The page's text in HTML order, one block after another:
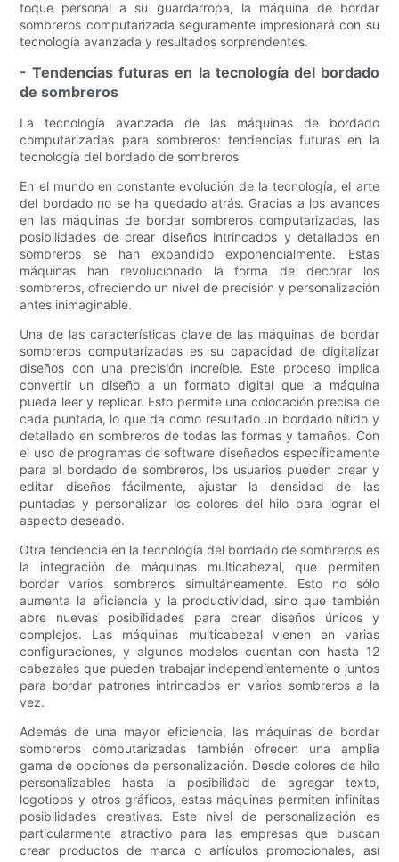
toque personal a su guardarropa, la máquina de bordar
sombreros computarizada seguramente impresionará con su
tecnología avanzada y resultados sorprendentes.
- Tendencias futuras en la tecnología del bordado
de sombreros
La tecnología avanzada de las máquinas de bordado
computarizadas para sombreros: tendencias futuras en la
tecnología del bordado de sombreros
En el mundo en constante evolución de la tecnología, el arte
del bordado no se ha quedado atrás. Gracias a los avances
en las máquinas de bordar sombreros computarizadas, las
posibilidades de crear diseños intrincados y detallados en
sombreros se han expandido exponencialmente. Estas
máquinas han revolucionado la forma de decorar los
sombreros, ofreciendo un nivel de precisión y personalización
antes inimaginable.
Una de las características clave de las máquinas de bordar
sombreros computarizadas es su capacidad de digitalizar
diseños con una precisión increíble. Este proceso implica
convertir un diseño a un formato digital que la máquina
pueda leer y replicar. Esto permite una colocación precisa de
cada puntada, lo que da como resultado un bordado nítido y
detallado en sombreros de todas las formas y tamaños. Con
el uso de programas de software diseñados específicamente
para el bordado de sombreros, los usuarios pueden crear y
editar diseños fácilmente, ajustar la densidad de las
puntadas y personalizar los colores del hilo para lograr el
aspecto deseado.
Otra tendencia en la tecnología del bordado de sombreros es
la integración de máquinas multicabezal, que permiten
bordar varios sombreros simultáneamente. Esto no sólo
aumenta la eficiencia y la productividad, sino que también
abre nuevas posibilidades para crear diseños únicos y
complejos. Las máquinas multicabezal vienen en varias
configuraciones, y algunos modelos cuentan con hasta 12
cabezales que pueden trabajar independientemente o juntos
para bordar patrones intrincados en varios sombreros a la
vez.
Además de una mayor eficiencia, las máquinas de bordar
sombreros computarizadas también ofrecen una amplia
gama de opciones de personalización. Desde colores de hilo
personalizables hasta la posibilidad de agregar texto,
logotipos y otros gráficos, estas máquinas permiten infinitas
posibilidades creativas. Este nivel de personalización es
particularmente atractivo para las empresas que buscan
crear productos de marca o artículos promocionales, así